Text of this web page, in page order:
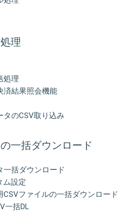
理
処理
済結果照会機能
タのCSV取り込み
一括ダウンロード
一括ダウンロード
ム設定
CSVファイルの一括ダウンロード
一括DL